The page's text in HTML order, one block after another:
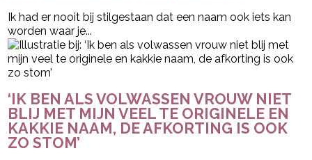
Ik had er nooit bij stilgestaan dat een naam ook iets kan
worden waar je...
‘IK BEN ALS VOLWASSEN VROUW NIET
BLIJ MET MIJN VEEL TE ORIGINELE EN
KAKKIE NAAM, DE AFKORTING IS OOK
ZO STOM’